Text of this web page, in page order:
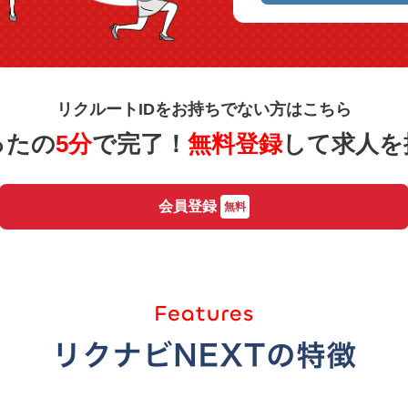
リクルートIDをお持ちでない方はこちら
の5分で完了！ 無料登録して求人
会員登録 無料